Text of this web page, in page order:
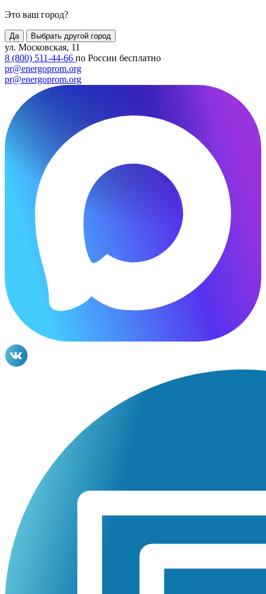
Это ваш город?
Да Выбрать другой город
ул. Московская, 11
8 (800) 511-44-66 по России бесплатно
pr@energoprom.org
pr@energoprom.org